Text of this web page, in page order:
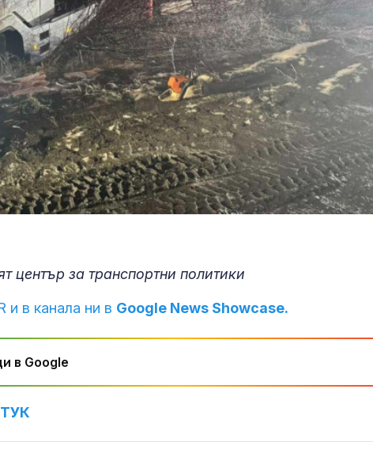
център за транспортни политики
и в канала ни в Google News Showcase.
в Google
ТУК